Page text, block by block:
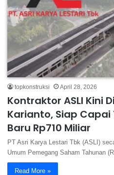
topkonstruksi April 28, 2026
Kontraktor ASLI Kini
Karianto, Siap
Baru Rp710 Miliar
PT Asri Karya Lestari Tbk (ASLI)
Umum Pemegang Saham Tahunan
Read More »